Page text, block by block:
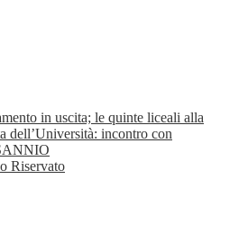
in uscita; le quinte liceali alla
dell’Università: incontro con
Riservato